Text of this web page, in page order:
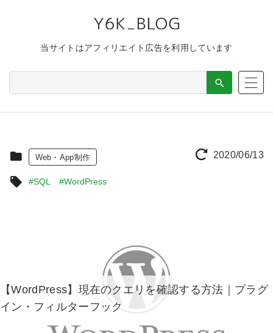
当サイトはアフィリエイト広告を利用しています
2020/06/13
Web・App制作
#SQL #WordPress
【WordPress】現在のクエリを確認する方法｜プラグ
イン・フィルターフック